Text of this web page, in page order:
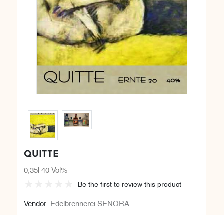
QUITTE
0,35l 40 Vol%
Be the first to review this product
Vendor: Edelbrennerei SENORA